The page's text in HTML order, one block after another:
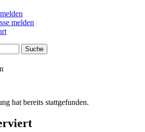
melden
hat bereits stattgefunden.